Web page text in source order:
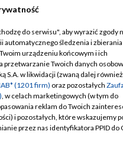
TVP
TVP
Cyfrowa
Regulamin TVP
Polityka prywatności
Moje zgody
Pomoc
do serwisu", aby wyrazić zgody
automatycznego śledzenia i
urządzeniu końcowym i ich
przetwarzanie Twoich danych
S.A. w likwidacji (zwaną dalej również
(1201 firm) oraz pozostałych
, w celach marketingowych (w tym do
reklam do Twoich
i pozostałych, które wskazujemy
przez nas identyfikatora PPID do